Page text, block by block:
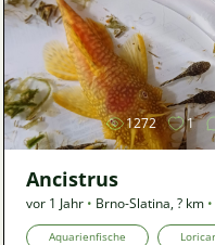
Bild
1272 1
Ancistrus
vor 1 Jahr • Brno-Slatina,? km •
Aquarienfische